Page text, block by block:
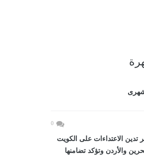
0
تدين الاعتداءات على الكويت
والأردن وتؤكد تضامنها